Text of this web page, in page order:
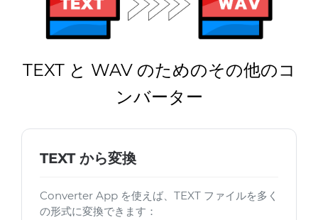
TEXT と WAV のためのその他のコ
ンバーター
TEXT から変換
Converter App を使えば、TEXT ファイルを多く
の形式に変換できます：